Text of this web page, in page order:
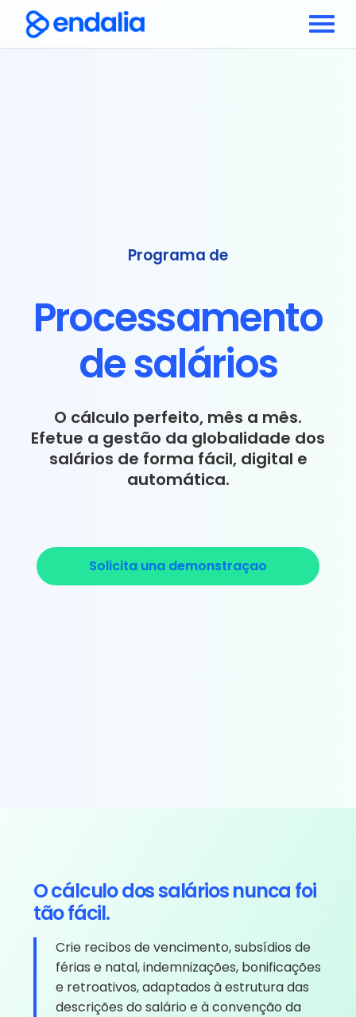
Programa de
Processamento
de salários
O cálculo perfeito, mês a mês.
Efetue a gestão da globalidade dos
salários de forma fácil, digital e
automática.
Solicita una demonstraçao
O cálculo dos salários nunca foi
tão fácil.
Crie recibos de vencimento, subsídios de
férias e natal, indemnizações, bonificações
e retroativos, adaptados à estrutura das
descrições do salário e à convenção da